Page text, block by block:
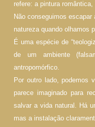
refere: a pintura
Não conseguimos
natureza quando olhamos
É uma espécie de
de um ambiente
antropomórfico.
Por outro lado, podemos
parece imaginado para
salvar a vida natural. Há
mas a instalação